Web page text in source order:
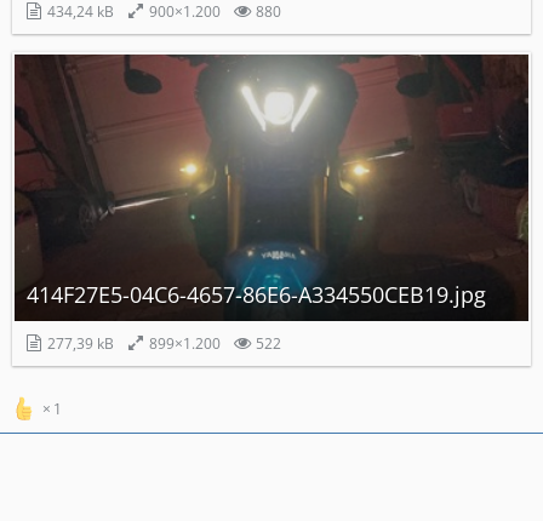
434,24 kB 900×1.200 880
414F27E5-04C6-4657-86E6-A334550CEB19.jpg
277,39 kB 899×1.200 522
1